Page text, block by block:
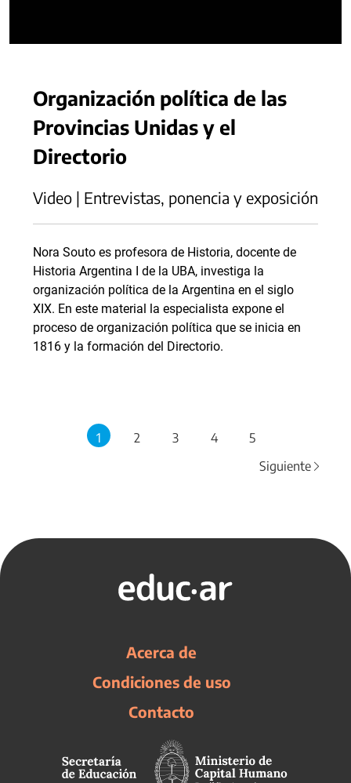
Organización política de las
Provincias Unidas y el
Directorio
Video | Entrevistas, ponencia y exposición
Nora Souto es profesora de Historia, docente de
Historia Argentina I de la UBA, investiga la
organización política de la Argentina en el siglo
XIX. En este material la especialista expone el
proceso de organización política que se inicia en
1816 y la formación del Directorio.
1 2 3 4
5
Siguiente
Acerca de
Condiciones de uso
Contacto